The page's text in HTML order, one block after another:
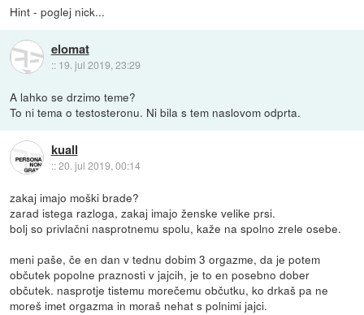
Hint - poglej nick...
elomat
:: 19. jul 2019, 23:29
A lahko se drzimo teme?
To ni tema o testosteronu. Ni bila s tem naslovom odprta.
kuall
::20. jul 2019, 00:14
zakaj imajo moški brade?
zarad istega razloga, zakaj imajo ženske velike prsi.
bolj so privlačni nasprotnemu spolu, kaže na spolno zrele osebe.
meni paše, če en dan v tednu dobim 3 orgazme, da je potem
občutek popolne praznosti v jajcih, je to en posebno dober
občutek. nasprotje tistemu morečemu občutku, ko drkaš pa ne
moreš imet orgazma in moraš nehat s polnimi jajci.